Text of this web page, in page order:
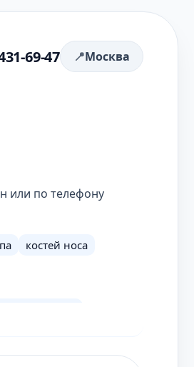
69-47 Москва
или по телефону
костей носа